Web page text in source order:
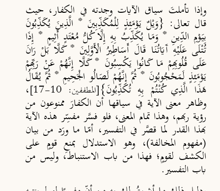
وإذا تأملتَ سياق الآيات وجدته في الكفار، حيث
قال تعالى: {وَيْلٌ يَوْمَئِذٍ لِلْمُكَذِّبِينَ * الَّذِينَ يُكَذِّبُونَ
بِيَوْمِ الدِّينِ * وَمَا يُكَذِّبُ بِهِ إِلَّا كُلُّ مُعْتَدٍ أَثِيمٍ * إِذَا
تُتْلَى عَلَيْهِ آَيَاتُنَا قَالَ أَسَاطِيرُ الْأَوَّلِينَ * كَلَّا بَلْ رَانَ
عَلَى قُلُوبِهِمْ مَا كَانُوا يَكْسِبُونَ * كَلَّا إِنَّهُمْ عَنْ رَبِّهِمْ
يَوْمَئِذٍ لَمَحْجُوبُونَ * ثُمَّ إِنَّهُمْ لَصَالُو الْجَحِيمِ * ثُمَّ يُقَالُ
هَذَا الَّذِي كُنْتُمْ بِهِ تُكَذِّبُونَ}[المطففين: 10-17] ،
وظاهر معنى الآية في سياقها أن الكفارَ ممنوعون من
رؤية ربهم، وهذا تمام المعنى، فلو فسَّر مفسِّر هذه الآية
بهذا القدر لما قصَّر في التفسير، أمّا ما ورَد من بيان
(مفهوم المخالفة)، وهو الاستدلال بمنعِ قومٍ على
الكشف لقومٍ؛ فهذا من باب الاستنباط، وليس من
باب التفسير.